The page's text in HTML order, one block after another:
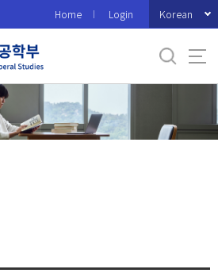
Home Login Korean